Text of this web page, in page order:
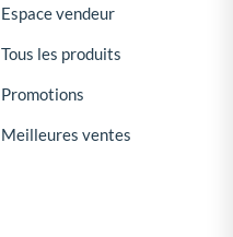
Espace vendeur
Tous les produits
Promotions
Meilleures ventes